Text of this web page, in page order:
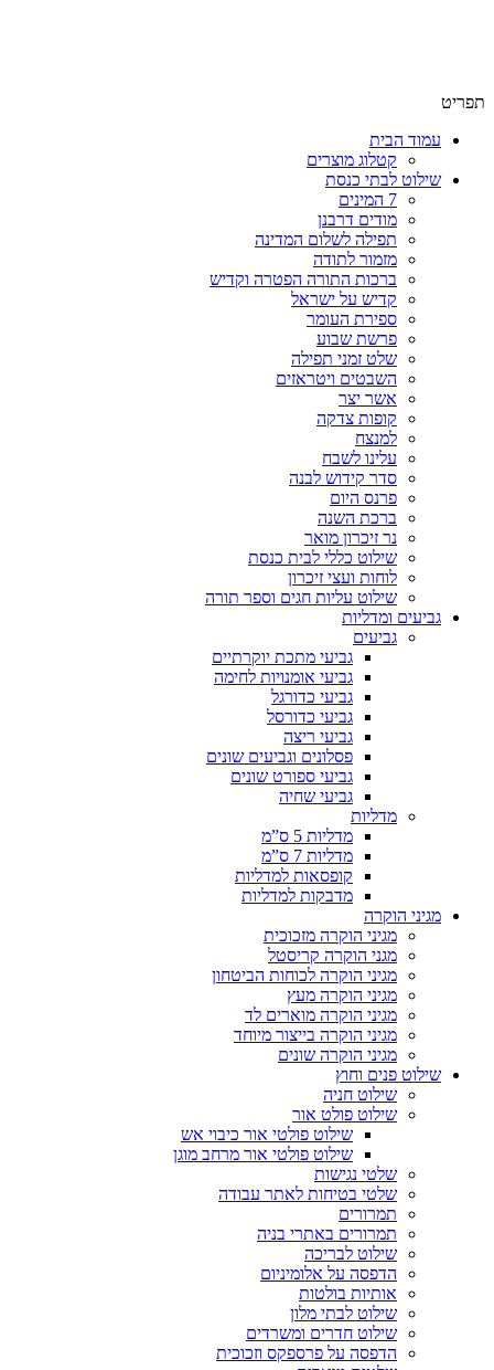
תפריט
עמוד הבית
קטלוג מוצרים
שילוט לבתי כנסת
7 המינים
מודים דרבנן
תפילה לשלום המדינה
מזמור לתודה
ברכות התורה הפטרה וקדיש
קדיש על ישראל
ספירת העומר
פרשת שבוע
שלט זמני תפילה
השבטים ויטראזים
אשר יצר
קופות צדקה
למנצח
עלינו לשבח
סדר קידוש לבנה
פרנס היום
ברכת השנה
נר זיכרון מואר
שילוט כללי לבית כנסת
לוחות ועצי זיכרון
שילוט עליות חגים וספר תורה
גביעים ומדליות
גביעים
גביעי מתכת יוקרתיים
גביעי אומנויות לחימה
גביעי כדורגל
גביעי כדורסל
גביעי ריצה
פסלונים וגביעים שונים
גביעי ספורט שונים
גביעי שחיה
מדליות
מדליות 5 ס”מ
מדליות 7 ס”מ
קופסאות למדליות
מדבקות למדליות
מגיני הוקרה
מגיני הוקרה מזכוכית
מגני הוקרה קריסטל
מגיני הוקרה לכוחות הביטחון
מגיני הוקרה מעץ
מגיני הוקרה מוארים לד
מגיני הוקרה בייצור מיוחד
מגיני הוקרה שונים
שילוט פנים וחוץ
שילוט חניה
שילוט פולט אור
שילוט פולטי אור כיבוי אש
שילוט פולטי אור מרחב מוגן
שלטי נגישות
שלטי בטיחות לאתר עבודה
תמרורים
תמרורים באתרי בניה
שילוט לבריכה
הדפסה על אלומיניום
אותיות בולטות
שילוט לבתי מלון
שילוט חדרים ומשרדים
הדפסה על פרספקס וזכוכית